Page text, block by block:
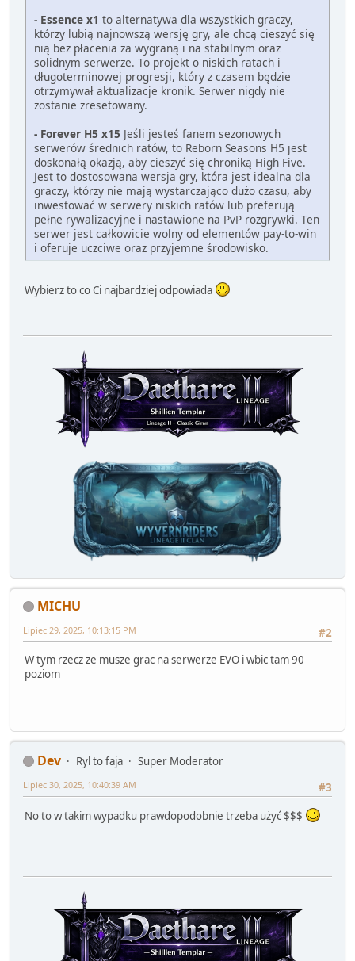
- Essence x1 to alternatywa dla wszystkich graczy,
którzy lubią najnowszą wersję gry, ale chcą cieszyć się
nią bez płacenia za wygraną i na stabilnym oraz
solidnym serwerze. To projekt o niskich ratach i
długoterminowej progresji, który z czasem będzie
otrzymywał aktualizacje kronik. Serwer nigdy nie
zostanie zresetowany.
- Forever H5 x15 Jeśli jesteś fanem sezonowych
serwerów średnich ratów, to Reborn Seasons H5 jest
doskonałą okazją, aby cieszyć się chroniką High Five.
Jest to dostosowana wersja gry, która jest idealna dla
graczy, którzy nie mają wystarczająco dużo czasu, aby
inwestować w serwery niskich ratów lub preferują
pełne rywalizacyjne i nastawione na PvP rozgrywki. Ten
serwer jest całkowicie wolny od elementów pay-to-win
i oferuje uczciwe oraz przyjemne środowisko.
Wybierz to co Ci najbardziej odpowiada
MICHU
#2
Lipiec 29, 2025, 10:13:15 PM
W tym rzecz ze musze grac na serwerze EVO i wbic tam 90
poziom
Dev Ryl to faja
Super Moderator
#3
Lipiec 30, 2025, 10:40:39 AM
No to w takim wypadku prawdopodobnie trzeba użyć $$$